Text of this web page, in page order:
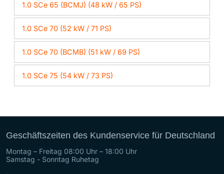
1.0 SCe 65 (BCMJ) (48 kW / 65 PS)
1.0 SCe 70 (52 kW / 71 PS)
1.0 SCe 70 (BCMB) (51 kW / 69 PS)
1.0 SCe 75 (54 kW / 73 PS)
Geschäftszeiten des Kundenservice für Deutschland
Montag – Freitag 08:00 Uhr – 18:00 Uhr
Samstag - Sonntag Ruhetag